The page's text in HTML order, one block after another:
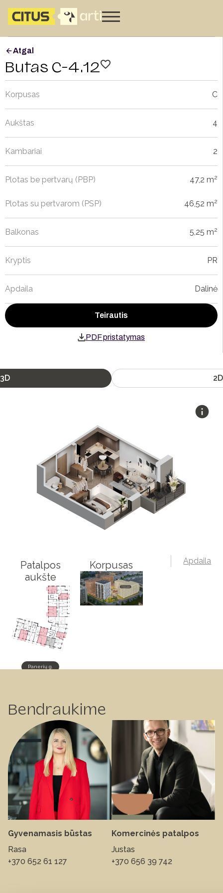
Atgal
Butas C-4.12
Korpusas C
Aukštas 4
Kambariai 2
Plotas be pertvarų (PBP) 47,2 m2
Plotas su pertvarom (PSP) 46,52 m2
Balkonas 5,25 m2
Kryptis PR
Apdaila Dalinė
Teirautis
PDF pristatymas
3D 2D
Patalpos
aukšte
Panerių g.
Korpusas Apdaila
Bendraukime
Gyvenamasis būstas
Rasa
+370 652 61 127
Komercinės patalpos
Justas
+370 656 39 742